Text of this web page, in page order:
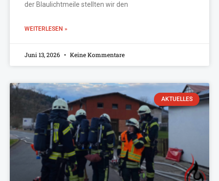
der Blaulichtmeile stellten wir den
WEITERLESEN »
Juni 13, 2026 Keine Kommentare
AKTUELLES